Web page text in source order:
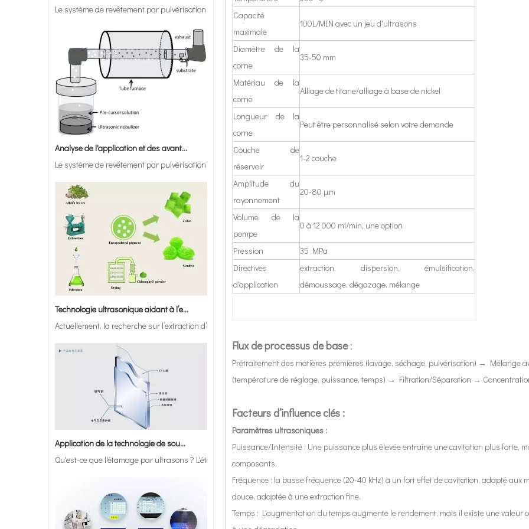
Dispersion ultrasonique du lisier de batterie
Sonochimie ultrasonique de laboratoire de 28khz 300W pour l'emuisification de transformation des aliments
Le système de revêtement par pulvérisation ultrasonique est une technique permettant de former des films minces dotés de
Technologie ultrasonique aidant à l’extraction de la chlorophylle des feuilles de luzerne : principes, avantages et perspectives d’application
Actuellement, la recherche sur l’extraction d’antioxydants et de médicaments anti-âge à partir de produits naturels a attiré
Application de la technologie de soudage par ultrasons dans la fabrication du verre sous vide
Qu'est-ce que l'étamage par ultrasons ? L'étamage par ultrasons est une sorte de méthode de soudage qui n'utilise pas de flux. La
Capacité
maximale
100L/MIN avec un jeu d'ultrasons
Diamètre de la
corne
35-50 mm
Matériau de la
corne
Alliage de titane/alliage à base de nickel
Longueur de la
corne
Peut être personnalisé selon votre demande
Couche de
réservoir
1-2 couche
Amplitude du
rayonnement
20-80 μm
Volume de la
pompe
0 à 12 000 ml/min, une option
Pression
35 MPa
Directives
d'application
extraction, dispersion, émulsification,
démoussage, dégazage, mélange
Flux de processus de base:
Prétraitement des matières premières (lavage, séchage, pulvérisation) → Mélange
(température de réglage, puissance, temps) → Filtration/Séparation →
Facteurs d’influence clés :
Paramètres ultrasoniques :
Puissance/Intensité : Une puissance plus élevée entraîne une cavitation plus forte,
composants.
Fréquence : la basse fréquence (20-40 kHz) a un fort effet de cavitation, adapté aux
douce, adaptée à une extraction fine.
Temps : L'augmentation du temps augmente le rendement, mais il existe une valeur